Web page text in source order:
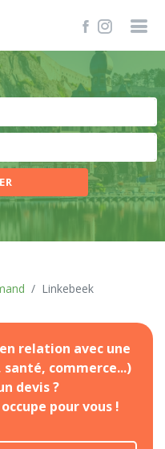
Linkebeek
relation avec une
commerce...)
devis ?
pour vous !